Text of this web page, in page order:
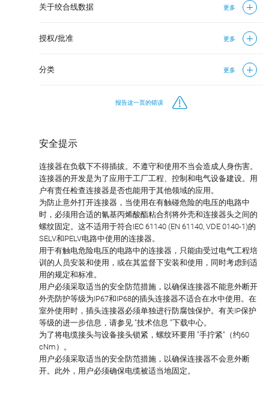
关于绞合线数据 更多
授权/批准 更多
分类 更多
报告这一页的错误
安全提示
连接器在负载下不得插拔。不遵守和使用不当会造成人身伤害。
连接器的开发是为了应用于工厂工程、控制和电气设备建设。用
户有责任检查连接器是否也能用于其他领域的应用。
为防止意外打开连接器，当使用在有触碰危险的电压的电路中
时，必须用合适的氰基丙烯酸酯粘合剂将外壳和连接器头之间的
螺纹固定。这不适用于符合IEC 61140 (EN 61140, VDE 0140-1)的
SELV和PELV电路中使用的连接器。
用于有触电危险电压的电路中的连接器，只能由受过电气工程培
训的人员安装和使用，或在其监督下安装和使用，同时考虑到适
用的规定和标准。
用户必须采取适当的安全防范措施，以确保连接器不能意外断开
外壳防护等级为IP67和IP68的插头连接器不适合在水中使用。在
室外使用时，插头连接器必须单独进行防腐蚀保护。有关IP保护
等级的进一步信息，请参见 "技术信息 "下载中心。
为了将电缆接头与设备接头锁紧，螺纹环要用 "手拧紧"（约60
cNm）。
用户必须采取适当的安全防范措施，以确保连接器不会意外断
开。此外，用户必须确保电缆被适当地固定。